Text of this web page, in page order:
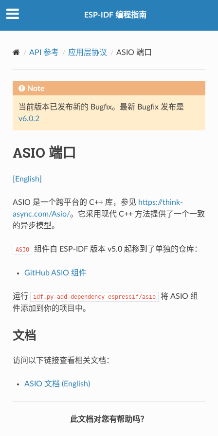
ESP-IDF 编程指南
API 参考 应用层协议 ASIO 端口
Note
当前版本已发布新的 Bugfix。最新 Bugfix 发布是
v6.0.2
ASIO 端口
[English]
ASIO 是一个跨平台的 C++ 库，参见 https://think-
async.com/Asio/。它采用现代 C++ 方法提供了一个一致
的异步模型。
ASIO 组件自 ESP-IDF 版本 v5.0 起移到了单独的仓库：
GitHub ASIO 组件
运行 idf.py add-dependency espressif/asio
将 ASIO 组
件添加到你的项目中。
文档
访问以下链接查看相关文档：
ASIO 文档 (English)
此文档对您有帮助吗？